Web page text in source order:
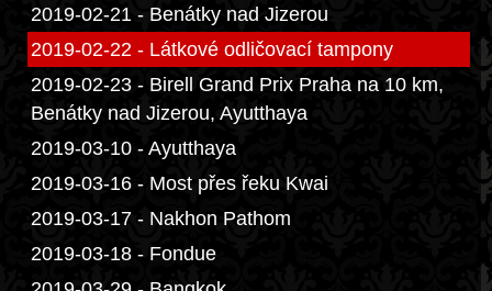
2019-02-21 - Benátky nad Jizerou
2019-02-22 - Látkové odličovací tampony
2019-02-23 - Birell Grand Prix Praha na 10 km,
Benátky nad Jizerou, Ayutthaya
2019-03-10 - Ayutthaya
2019-03-16 - Most přes řeku Kwai
2019-03-17 - Nakhon Pathom
2019-03-18 - Fondue